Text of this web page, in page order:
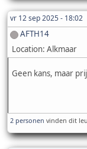
vr 12 sep 2025 - 18:02
AFTH14
Location: Alkmaar
Geen kans, maar
2 personen vinden dit